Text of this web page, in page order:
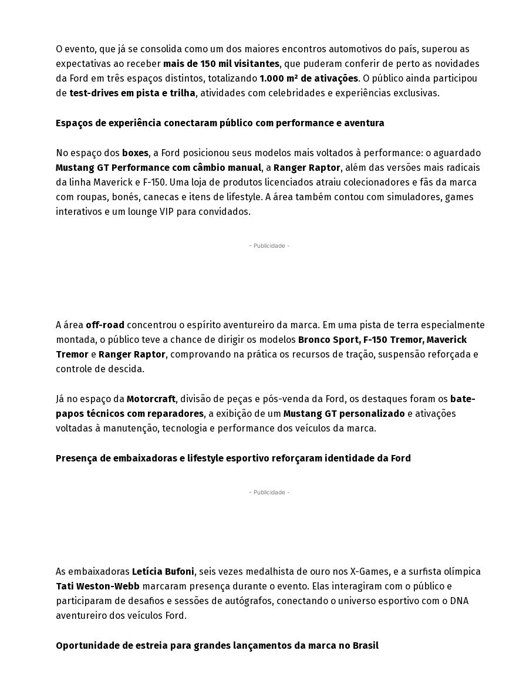
O evento, que já se consolida como um dos maiores encontros automotivos do país, superou as
expectativas ao receber mais de 150 mil visitantes, que puderam conferir de perto as novidades
da Ford em três espaços distintos, totalizando1.000 m² de ativações. O público ainda participou
de test-drives em pista e trilha, atividades com celebridades e experiências exclusivas.
Espaços de experiência conectaram público com performance e aventura
No espaço dos boxes, a Ford posicionou seus modelos mais voltados à performance: o aguardado
Mustang GT Performance com câmbio manual, a Ranger Raptor, além das versões mais radicais
da linha Maverick e F-150. Uma loja de produtos licenciados atraiu colecionadores e fãs da marca
com roupas, bonés, canecas e itens de lifestyle. A área também contou com simuladores, games
interativos e um lounge VIP para convidados.
- Publicidade -
A área off-road concentrou o espírito aventureiro da marca. Em uma pista de terra especialmente
montada, o público teve a chance de dirigir os modelos Bronco Sport, F-150 Tremor, Maverick
Tremor e Ranger Raptor, comprovando na prática os recursos de tração, suspensão reforçada e
controle de descida.
Já no espaço daMotorcraft, divisão de peças e pós-venda da Ford, os destaques foram os bate-
papos técnicos com reparadores, a exibição de umMustang GT personalizado e ativações
voltadas à manutenção, tecnologia e performance dos veículos da marca.
Presença de embaixadoras e lifestyle esportivo reforçaram identidade da Ford
- Publicidade -
As embaixadoras Letícia Bufoni, seis vezes medalhista de ouro nos X-Games, e a surfista olímpica
Tati Weston-Webb marcaram presença durante o evento. Elas interagiram com o público e
participaram de desafios e sessões de autógrafos, conectando o universo esportivo com o DNA
aventureiro dos veículos Ford.
Oportunidade de estreia para grandes lançamentos da marca no Brasil